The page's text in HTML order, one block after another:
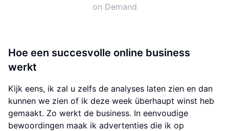
on Demand
Hoe een succesvolle online business
werkt
Kijk eens, ik zal u zelfs de analyses laten zien en dan
kunnen we zien of ik deze week überhaupt winst heb
gemaakt. Zo werkt de business. In eenvoudige
bewoordingen maak ik advertenties die ik op